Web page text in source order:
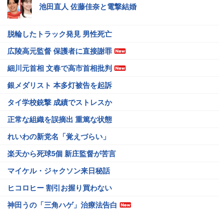
池田直人 佐藤佳奈と電撃結婚
脱輪したトラック発見 男性死亡
広陵高元監督 保護者に直接謝罪
細川元首相 文春で高市首相批判
銀メダリスト 本多灯被告を起訴
タイ学校銃撃 成績でストレスか
正常な組織を誤摘出 重篤な状態
れいわの新党名「覚えづらい」
楽天から死球5個 新庄監督が苦言
マイケル・ジャクソン来日秘話
ヒコロヒー 割引お握り買わない
神田うの「三角ハゲ」治療法告白